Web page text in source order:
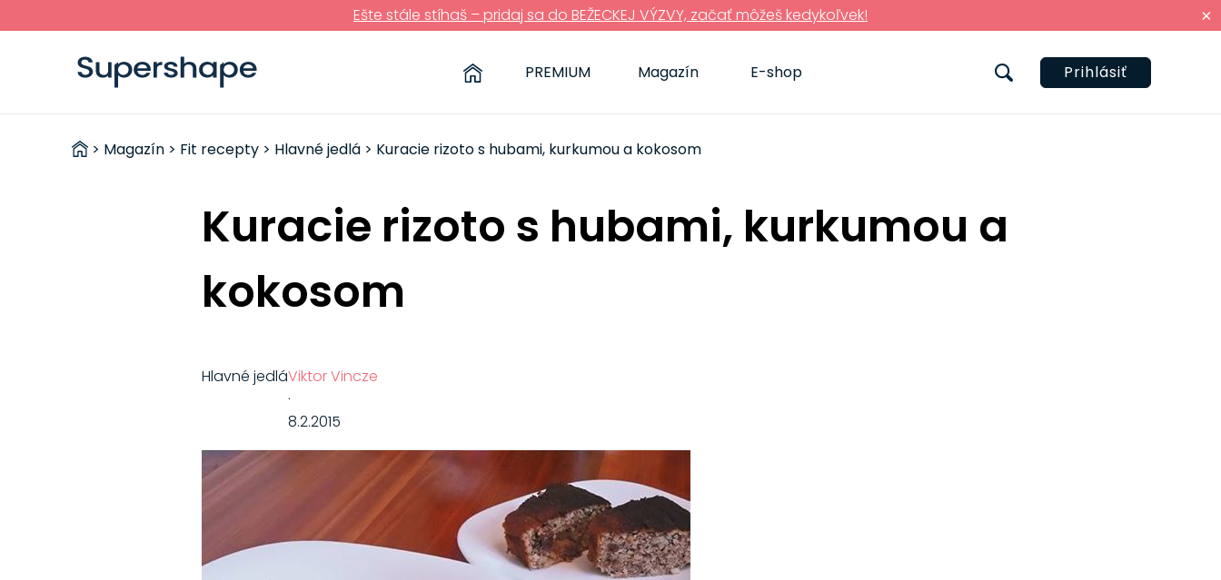
×
Ešte stále stíhaš – pridaj sa do BEŽECKEJ VÝZVY, začať môžeš kedykoľvek!
Prihlásiť
PREMIUM Magazín E-shop
ZDRAVÉ
> Magazín > Fit recepty > Hlavné jedlá > Kuracie rizoto s hubami, kurkumou a kokosom
Kuracie rizoto s hubami, kurkumou a
kokosom
Hlavné jedláViktor Vincze
·
8.2.2015